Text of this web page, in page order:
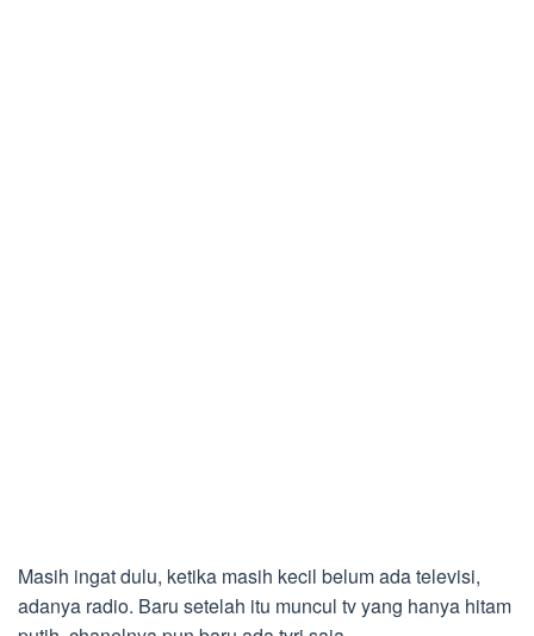
Masih ingat dulu, ketika masih kecil belum ada televisi,
adanya radio. Baru setelah itu muncul tv yang hanya hitam